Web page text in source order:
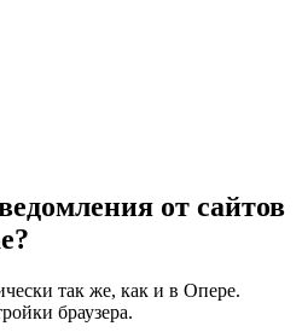
от сайтов
так же, как и в Опере.
браузера.